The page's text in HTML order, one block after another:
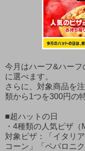
今月はハーフ&ハー
に選べます。
さらに、対象商品を
類から1つを300円の
■超ハットの日
・4種類の人気ピザ
対象ピザ：「イタリ
コーン」「ペパロニ